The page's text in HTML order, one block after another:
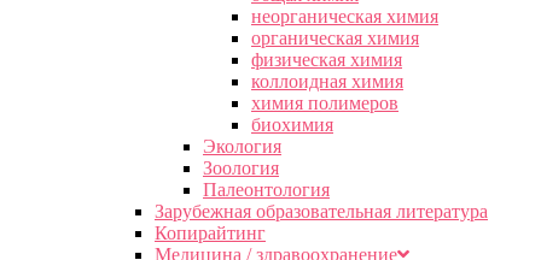
неорганическая химия
органическая химия
физическая химия
коллоидная химия
химия полимеров
биохимия
Экология
Зоология
Палеонтология
Зарубежная образовательная литература
Копирайтинг
Медицина / здравоохранение